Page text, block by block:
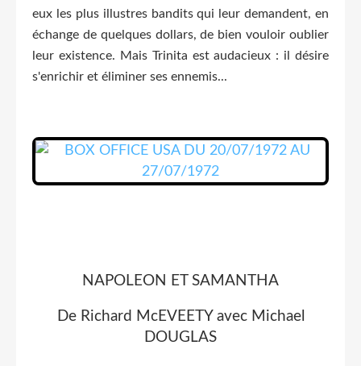
eux les plus illustres bandits qui leur demandent, en
échange de quelques dollars, de bien vouloir oublier
leur existence. Mais Trinita est audacieux : il désire
s'enrichir et éliminer ses ennemis...
NAPOLEON ET SAMANTHA
De Richard McEVEETY avec Michael
DOUGLAS